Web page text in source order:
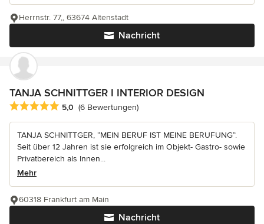
Nachricht
Herrnstr. 77,, 63674 Altenstadt
TANJA SCHNITTGER I INTERIOR DESIGN
Durchschnittliche Bewertung: 5 von 5 Sternen
5,0 (6 Bewertungen)
TANJA SCHNITTGER, “MEIN BERUF IST MEINE BERUFUNG“.
Seit über 12 Jahren ist sie erfolgreich im Objekt- Gastro- sowie
Privatbereich als Innen...
Mehr
Nachricht
60318 Frankfurt am Main